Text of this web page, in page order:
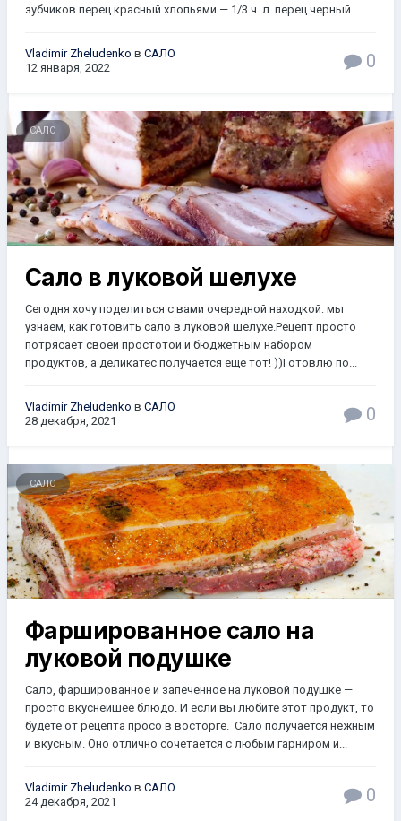
зубчиков перец красный хлопьями — 1/3 ч. л. перец черный...
Vladimir Zheludenko в САЛО
12 января, 2022
0
САЛО
Cало в луковой шелухе
Сегодня хочу поделиться с вами очередной находкой: мы
узнаем, как готовить сало в луковой шелухе.Рецепт просто
потрясает своей простотой и бюджетным набором
продуктов, а деликатес получается еще тот! ))Готовлю по...
Vladimir Zheludenko в САЛО
28 декабря, 2021
0
САЛО
Фаршированное сало на
луковой подушке
Сало, фаршированное и запеченное на луковой подушке —
просто вкуснейшее блюдо. И если вы любите этот продукт, то
будете от рецепта просо в восторге. Сало получается нежным
и вкусным. Оно отлично сочетается с любым гарниром и...
Vladimir Zheludenko в САЛО
24 декабря, 2021
0